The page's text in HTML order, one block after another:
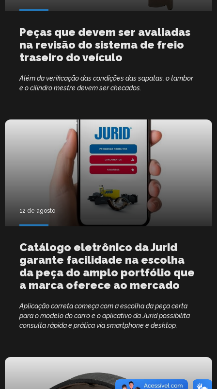
Peças que devem ser avaliadas
na revisão do sistema de freio
traseiro do veículo
Além da verificação das condições das sapatas, o tambor
e o cilindro mestre devem ser checados.
12 de agosto
Catálogo eletrônico da Jurid
garante facilidade na escolha
da peça do amplo portfólio que
a marca oferece ao mercado
Aplicação correta começa com a escolha da peça certa
para o modelo do carro e o aplicativo da Jurid possibilita
consulta rápida e prática via smartphone e desktop.